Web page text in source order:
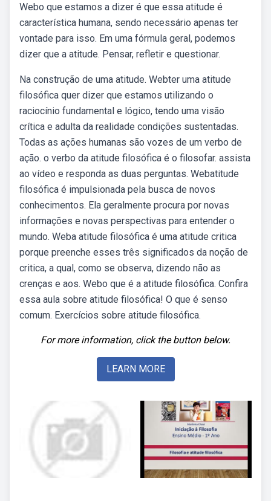
Webo que estamos a dizer é que essa atitude é
característica humana, sendo necessário apenas ter
vontade para isso. Em uma fórmula geral, podemos
dizer que a atitude. Pensar, refletir e questionar.
Na construção de uma atitude. Webter uma atitude
filosófica quer dizer que estamos utilizando o
raciocínio fundamental e lógico, tendo uma visão
crítica e adulta da realidade condições sustentadas.
Todas as ações humanas são vozes de um verbo de
ação. o verbo da atitude filosófica é o filosofar. assista
ao vídeo e responda as duas perguntas. Webatitude
filosófica é impulsionada pela busca de novos
conhecimentos. Ela geralmente procura por novas
informações e novas perspectivas para entender o
mundo. Weba atitude filosófica é uma atitude critica
porque preenche esses três significados da noção de
critica, a qual, como se observa, dizendo não as
crenças e aos. Webo que é a atitude filosófica. Confira
essa aula sobre atitude filosófica! O que é senso
comum. Exercícios sobre atitude filosófica.
For more information, click the button below.
LEARN MORE